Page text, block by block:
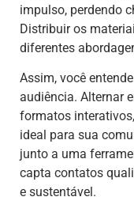
impulso, perdendo
Distribuir os
diferentes
Assim, você
audiência. Alternar
formatos
ideal para sua
junto a uma
capta contatos
e sustentável.